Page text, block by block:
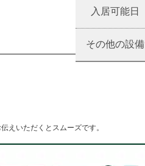
入居可能日
その他の設備
えいただくとスムーズです。